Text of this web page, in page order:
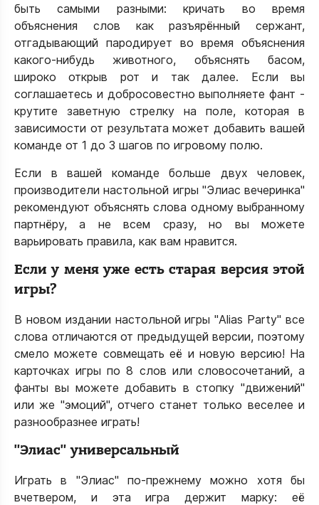
быть самыми разными: кричать во время
объяснения слов как разъярённый сержант,
отгадывающий пародирует во время объяснения
какого-нибудь животного, объяснять басом,
широко открыв рот и так далее. Если вы
соглашаетесь и добросовестно выполняете фант -
крутите заветную стрелку на поле, которая в
зависимости от результата может добавить вашей
команде от 1 до 3 шагов по игровому полю.
Если в вашей команде больше двух человек,
производители настольной игры "Элиас вечеринка"
рекомендуют объяснять слова одному выбранному
партнёру, а не всем сразу, но вы можете
варьировать правила, как вам нравится.
Если у меня уже есть старая версия этой
игры?
В новом издании настольной игры "Alias Party" все
слова отличаются от предыдущей версии, поэтому
смело можете совмещать её и новую версию! На
карточках игры по 8 слов или словосочетаний, а
фанты вы можете добавить в стопку "движений"
или же "эмоций", отчего станет только веселее и
разнообразнее играть!
"Элиас" универсальный
Играть в "Элиас" по-прежнему можно хотя бы
вчетвером, и эта игра держит марку: её